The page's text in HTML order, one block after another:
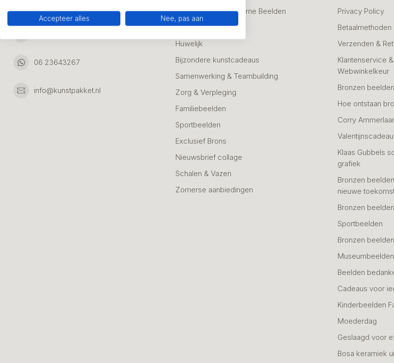
06 23643267
info@kunstpakket.nl
Alle Bronzen & Moderne Beelden
Geslaagd
Huwelijk
Bijzondere kunstcadeaus
Samenwerking & Teambuilding
Zorg & Verpleging
Familiebeelden
Sportbeelden
Exclusief Brons
Nieuwsbrief collage
Schalen & Vazen
Zomerse aanbiedingen
Privacy Policy
Betaalmethoden
Verzenden &
Klantenservice
Webwinkelkeur
Bronzen
Hoe ontstaan
Corry
Klaas Gubbels
grafiek
Bronzen
nieuwe
Bronzen
Sportbeelden
Bronzen
Museumbeelden
Beelden
Cadeaus voor
Kinderbeelden
Moederdag
Geslaagd voor
Bosa keramiek
Accepteer alles Nee, pas aan